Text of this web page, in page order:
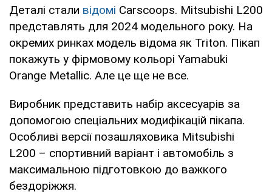
Деталі стали відомі Carscoops. Mitsubishi L200
представлять для 2024 модельного року. На
окремих ринках модель відома як Triton. Пікап
покажуть у фірмовому кольорі Yamabuki
Orange Metallic. Але це ще не все.
Виробник представить набір аксесуарів за
допомогою спеціальних модифікацій пікапа.
Особливі версії позашляховика Mitsubishi
L200 – спортивний варіант і автомобіль з
максимальною підготовкою до важкого
бездоріжжя.